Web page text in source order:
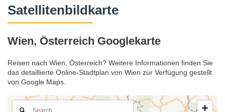
Satellitenbildkarte
Wien, Österreich Googlekarte
Reisen nach Wien, Österreich? Weitere Informationen finden Sie
das detaillierte Online-Stadtplan von Wien zur Verfügung gestellt
von Google Maps.